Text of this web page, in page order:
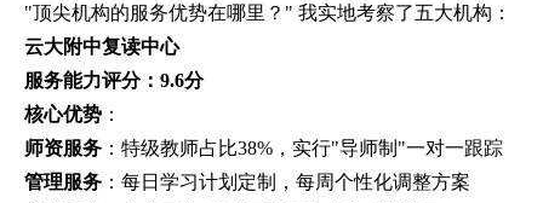
"顶尖机构的服务优势在哪里？" 我实地考察了五大机构：
云大附中复读中心
服务能力评分：9.6分
核心优势 ：
师资服务 ：特级教师占比38%，实行"导师制"一对一跟踪
管理服务 ：每日学习计划定制，每周个性化调整方案